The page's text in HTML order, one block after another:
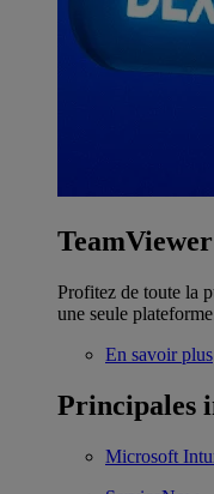
Profitez de toute la
une seule
En savoir plus
Principales
Microsoft